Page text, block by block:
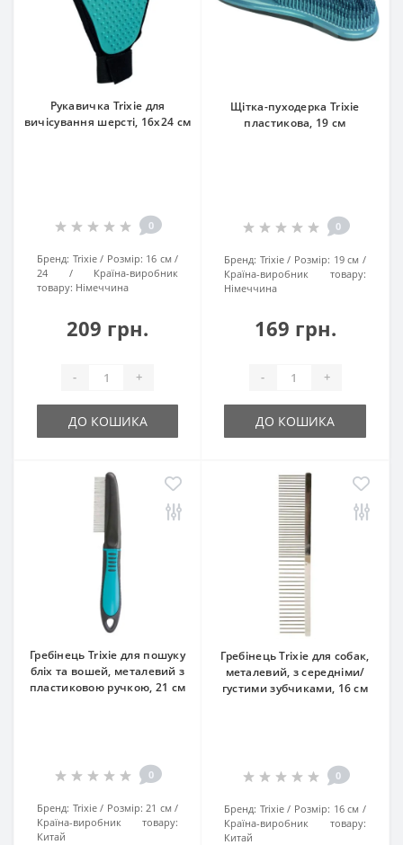
Рукавичка Trixie для
вичісування шерсті, 16х24 см
0
Бренд: Trixie Розмір: 16 см /
24
Країна-виробник
товару: Нiмеччина
209 грн.
- +
ДО КОШИКА
Щітка-пуходерка Trixie
пластикова, 19 см
0
Бренд: Trixie Розмір: 19 см
Країна-виробник товару:
Нiмеччина
169 грн.
- +
ДО КОШИКА
Гребінець Trixie для пошуку
бліх та вошей, металевий з
пластиковою ручкою, 21 см
0
Бренд: Trixie Розмір: 21 см
Країна-виробник товару:
Китай
Гребінець Trixie для собак,
металевий, з середніми/
густими зубчиками, 16 см
0
Бренд: Trixie Розмір: 16 см
Країна-виробник товару:
Китай